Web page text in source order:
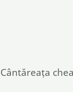
Cântăreața